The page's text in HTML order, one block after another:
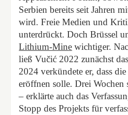
Serbien bereits seit Jahren
wird. Freie Medien und
unterdrückt. Doch Brüssel
Lithium-Mine wichtiger.
ließ Vučić 2022 zunächst
2024 verkündete er, dass
eröffnen solle. Drei Wochen
– erklärte auch das
Stopp des Projekts für